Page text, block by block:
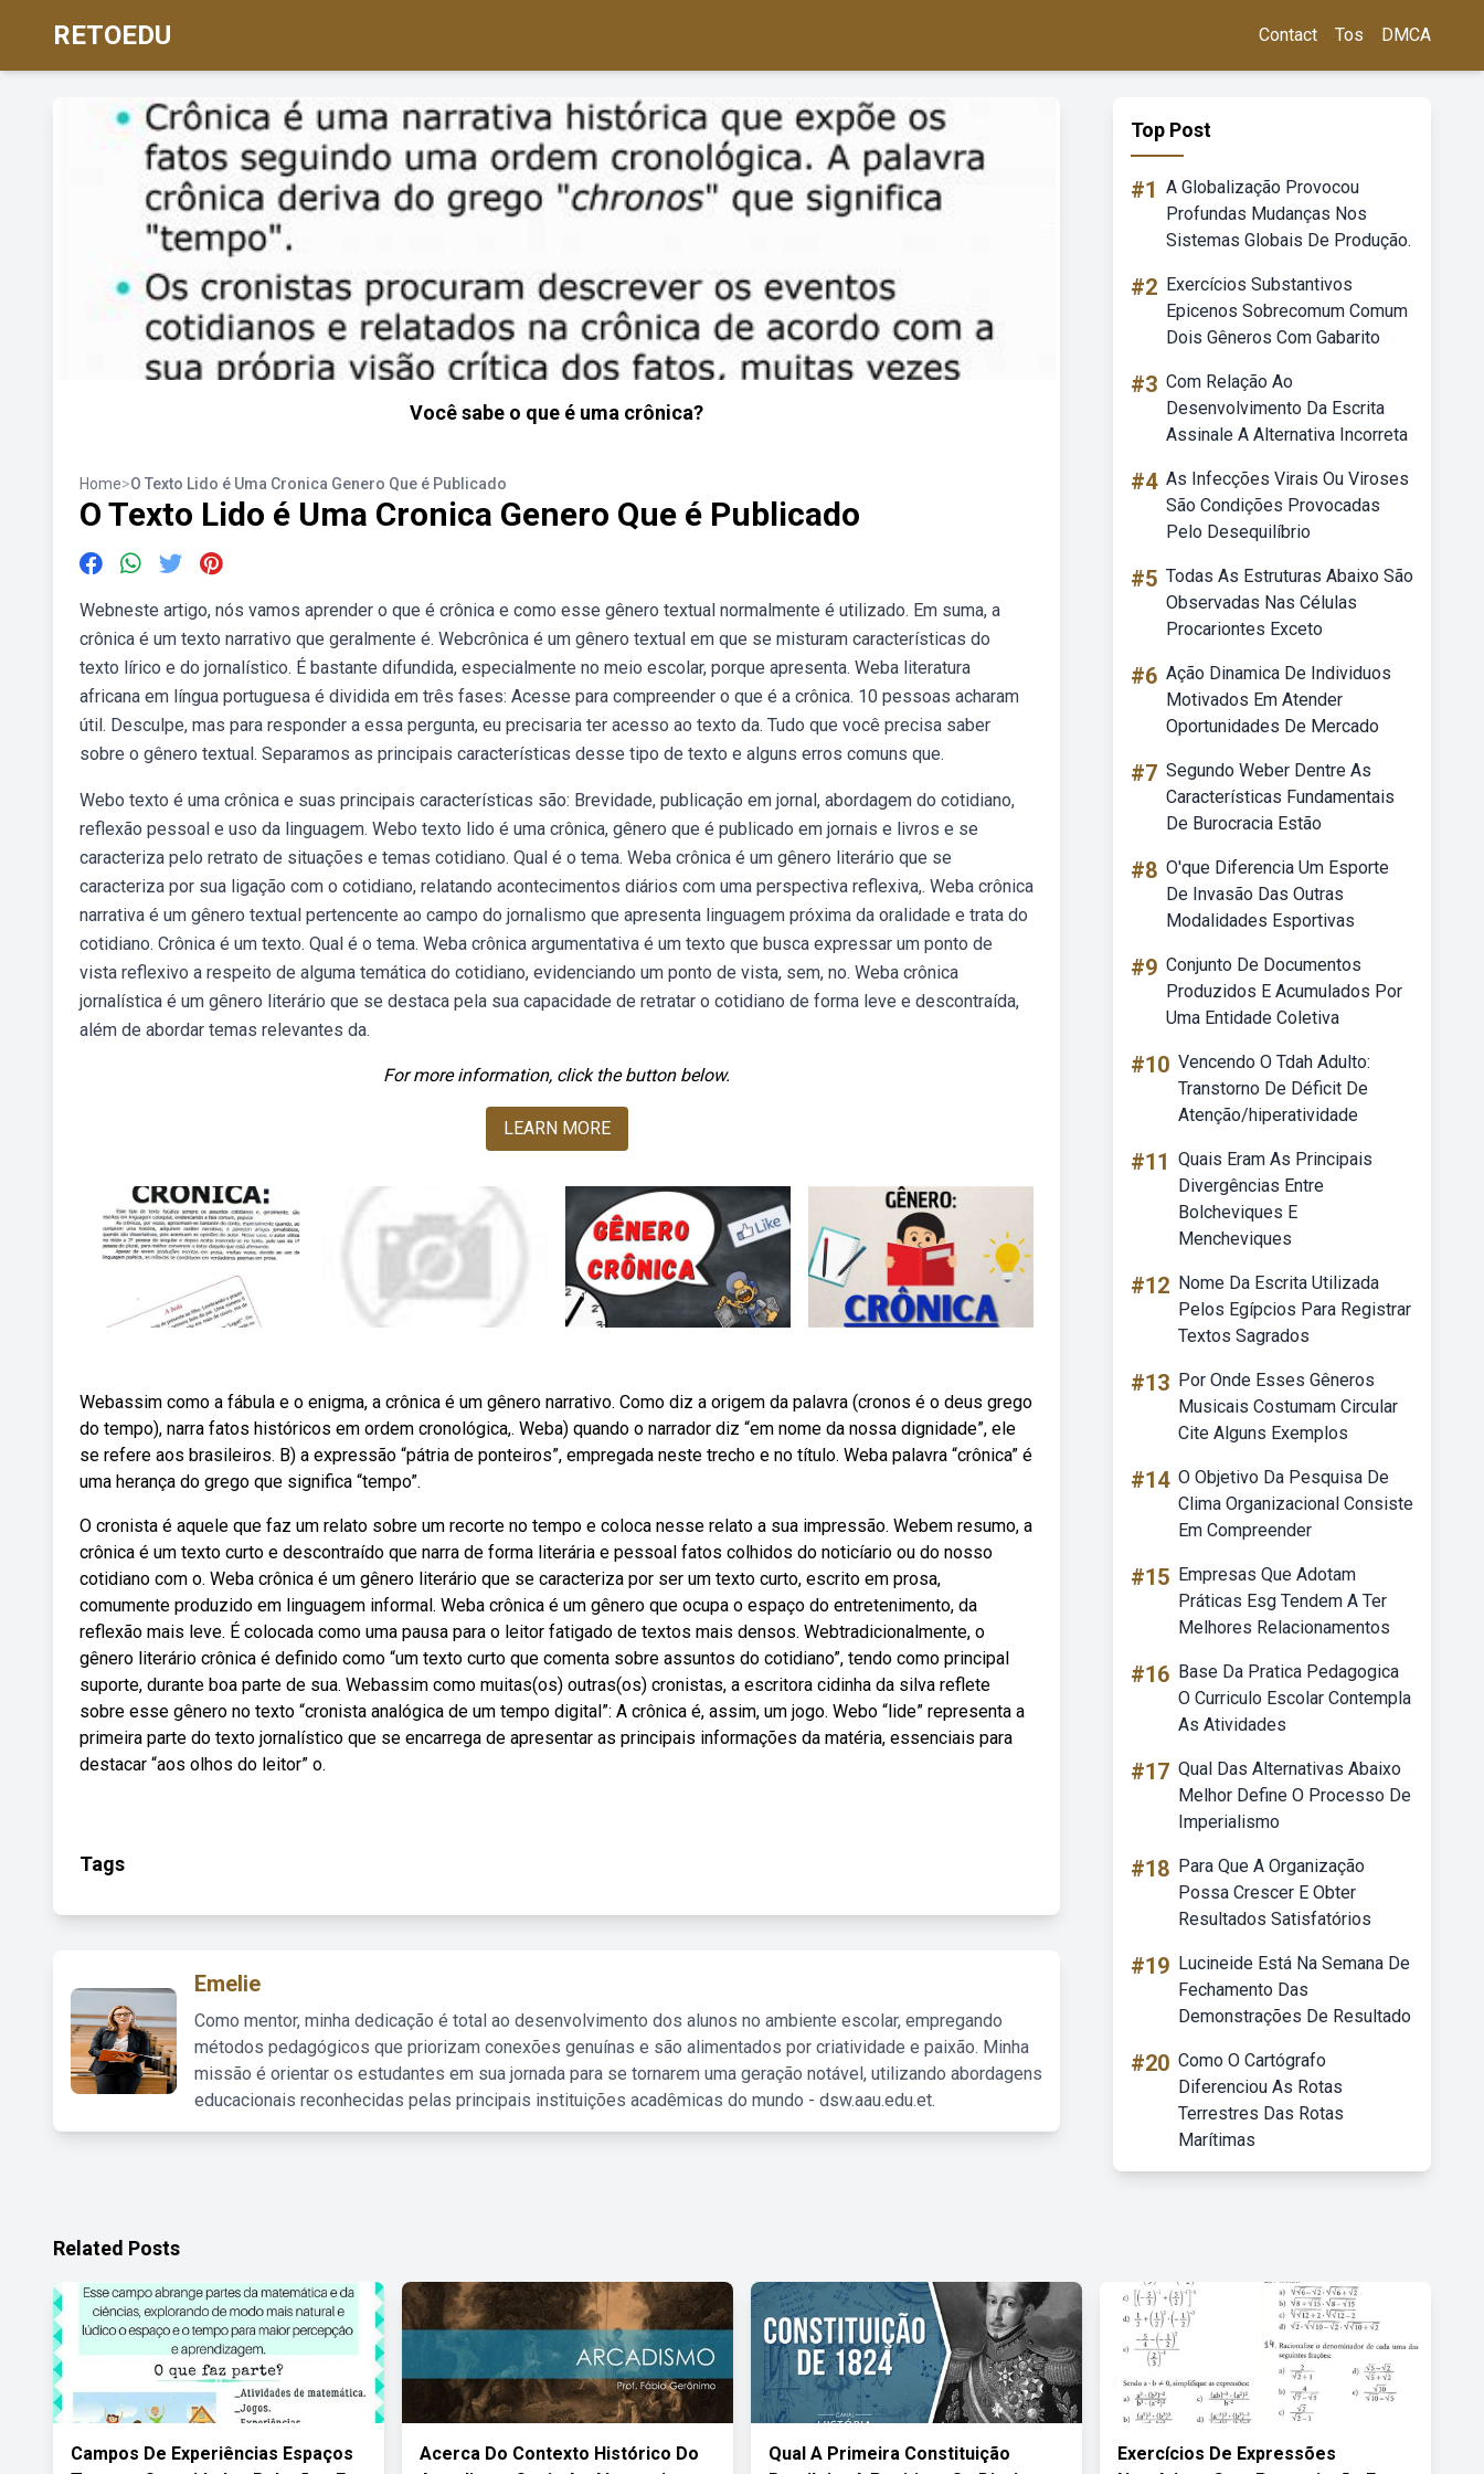
RETOEDU Contact Tos DMCA
Você sabe o que é uma crônica?
Home>O Texto Lido é Uma Cronica Genero Que é Publicado
O Texto Lido é Uma Cronica Genero Que é Publicado
Webneste artigo, nós vamos aprender o que é crônica e como esse gênero textual normalmente é utilizado. Em suma, a
crônica é um texto narrativo que geralmente é. Webcrônica é um gênero textual em que se misturam características do
texto lírico e do jornalístico. É bastante difundida, especialmente no meio escolar, porque apresenta. Weba literatura
africana em língua portuguesa é dividida em três fases: Acesse para compreender o que é a crônica. 10 pessoas acharam
útil. Desculpe, mas para responder a essa pergunta, eu precisaria ter acesso ao texto da. Tudo que você precisa saber
sobre o gênero textual. Separamos as principais características desse tipo de texto e alguns erros comuns que.
Webo texto é uma crônica e suas principais características são: Brevidade, publicação em jornal, abordagem do cotidiano,
reflexão pessoal e uso da linguagem. Webo texto lido é uma crônica, gênero que é publicado em jornais e livros e se
caracteriza pelo retrato de situações e temas cotidiano. Qual é o tema. Weba crônica é um gênero literário que se
caracteriza por sua ligação com o cotidiano, relatando acontecimentos diários com uma perspectiva reflexiva,. Weba crônica
narrativa é um gênero textual pertencente ao campo do jornalismo que apresenta linguagem próxima da oralidade e trata do
cotidiano. Crônica é um texto. Qual é o tema. Weba crônica argumentativa é um texto que busca expressar um ponto de
vista reflexivo a respeito de alguma temática do cotidiano, evidenciando um ponto de vista, sem, no. Weba crônica
jornalística é um gênero literário que se destaca pela sua capacidade de retratar o cotidiano de forma leve e descontraída,
além de abordar temas relevantes da.
For more information, click the button below.
LEARN MORE
Webassim como a fábula e o enigma, a crônica é um gênero narrativo. Como diz a origem da palavra (cronos é o deus grego
do tempo), narra fatos históricos em ordem cronológica,. Weba) quando o narrador diz “em nome da nossa dignidade”, ele
se refere aos brasileiros. B) a expressão “pátria de ponteiros”, empregada neste trecho e no título. Weba palavra “crônica” é
uma herança do grego que significa “tempo”.
O cronista é aquele que faz um relato sobre um recorte no tempo e coloca nesse relato a sua impressão. Webem resumo, a
crônica é um texto curto e descontraído que narra de forma literária e pessoal fatos colhidos do noticíario ou do nosso
cotidiano com o. Weba crônica é um gênero literário que se caracteriza por ser um texto curto, escrito em prosa,
comumente produzido em linguagem informal. Weba crônica é um gênero que ocupa o espaço do entretenimento, da
reflexão mais leve. É colocada como uma pausa para o leitor fatigado de textos mais densos. Webtradicionalmente, o
gênero literário crônica é definido como “um texto curto que comenta sobre assuntos do cotidiano”, tendo como principal
suporte, durante boa parte de sua. Webassim como muitas(os) outras(os) cronistas, a escritora cidinha da silva reflete
sobre esse gênero no texto “cronista analógica de um tempo digital”: A crônica é, assim, um jogo. Webo “lide” representa a
primeira parte do texto jornalístico que se encarrega de apresentar as principais informações da matéria, essenciais para
destacar “aos olhos do leitor” o.
Tags
Emelie
Como mentor, minha dedicação é total ao desenvolvimento dos alunos no ambiente escolar, empregando
métodos pedagógicos que priorizam conexões genuínas e são alimentados por criatividade e paixão. Minha
missão é orientar os estudantes em sua jornada para se tornarem uma geração notável, utilizando abordagens
educacionais reconhecidas pelas principais instituições acadêmicas do mundo - dsw.aau.edu.et.
Top Post
#1 A Globalização Provocou
Profundas Mudanças Nos
Sistemas Globais De Produção.
#2 Exercícios Substantivos
Epicenos Sobrecomum Comum
Dois Gêneros Com Gabarito
#3 Com Relação Ao
Desenvolvimento Da Escrita
Assinale A Alternativa Incorreta
#4 As Infecções Virais Ou Viroses
São Condições Provocadas
Pelo Desequilíbrio
#5 Todas As Estruturas Abaixo São
Observadas Nas Células
Procariontes Exceto
#6 Ação Dinamica De Individuos
Motivados Em Atender
Oportunidades De Mercado
#7 Segundo Weber Dentre As
Características Fundamentais
De Burocracia Estão
#8 O'que Diferencia Um Esporte
De Invasão Das Outras
Modalidades Esportivas
#9 Conjunto De Documentos
Produzidos E Acumulados Por
Uma Entidade Coletiva
#10 Vencendo O Tdah Adulto:
Transtorno De Déficit De
Atenção/hiperatividade
#11 Quais Eram As Principais
Divergências Entre
Bolcheviques E
Mencheviques
#12 Nome Da Escrita Utilizada
Pelos Egípcios Para Registrar
Textos Sagrados
#13 Por Onde Esses Gêneros
Musicais Costumam Circular
Cite Alguns Exemplos
#14 O Objetivo Da Pesquisa De
Clima Organizacional Consiste
Em Compreender
#15 Empresas Que Adotam
Práticas Esg Tendem A Ter
Melhores Relacionamentos
#16 Base Da Pratica Pedagogica
O Curriculo Escolar Contempla
As Atividades
#17 Qual Das Alternativas Abaixo
Melhor Define O Processo De
Imperialismo
#18 Para Que A Organização
Possa Crescer E Obter
Resultados Satisfatórios
#19 Lucineide Está Na Semana De
Fechamento Das
Demonstrações De Resultado
#20 Como O Cartógrafo
Diferenciou As Rotas
Terrestres Das Rotas
Marítimas
Related Posts
Campos De Experiências Espaços
Acerca Do Contexto Histórico Do
Qual A Primeira Constituição
Exercícios De Expressões